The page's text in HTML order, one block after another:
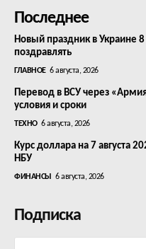
Последнее
Новый праздник в Украине 8
поздравлять
ГЛАВНОЕ 6 августа, 2026
Перевод в ВСУ через
условия и сроки
ТЕХНО 6 августа, 2026
Курс доллара на 7 августа
НБУ
ФИНАНСЫ 6 августа, 2026
Подписка